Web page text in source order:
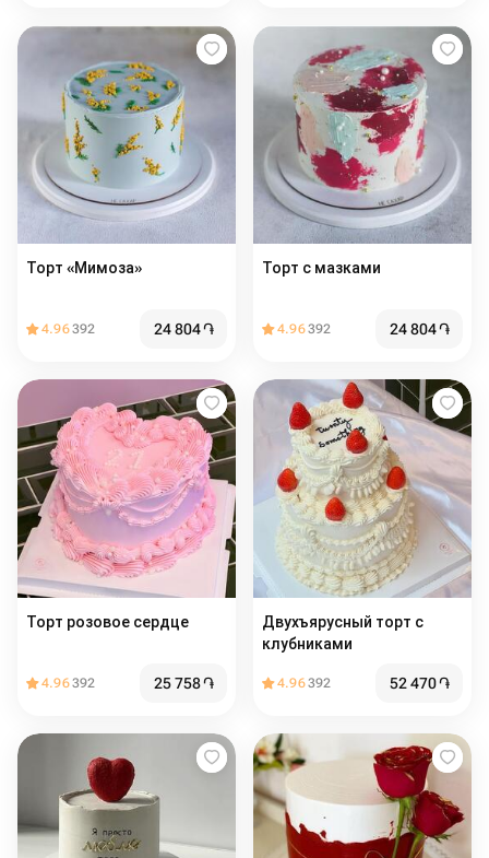
Торт «Мимоза»
4.96392 24 804֏
Торт с мазками
4.96392 24 804֏
Торт розовое сердце
4.96392 25 758֏
Двухъярусный торт с
клубниками
4.96392 52 470֏